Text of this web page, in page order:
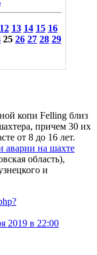
12 13 14 15 16
25 26 27 28 29
копи Felling близ
причем 30 их
от 8 до 16 лет.
аварии на шахте
область),
и
2019 в 22:00